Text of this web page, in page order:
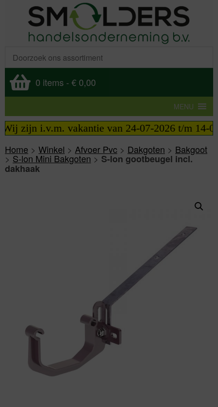
0 items - € 0,00
MENU
i.v.m. vakantie van 24-07-2026 t/m 14-08-
Home > Winkel > Afvoer Pvc > Dakgoten > Bakgoot
>S-lon Mini Bakgoten>S-lon gootbeugel incl.
dakhaak